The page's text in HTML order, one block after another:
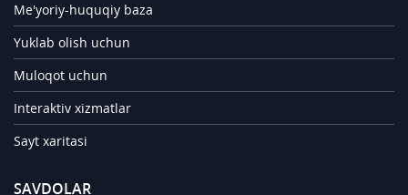
Me'yoriy-huquqiy baza
Yuklab olish uchun
Muloqot uchun
Interaktiv xizmatlar
Sayt xaritasi
SAVDOLAR